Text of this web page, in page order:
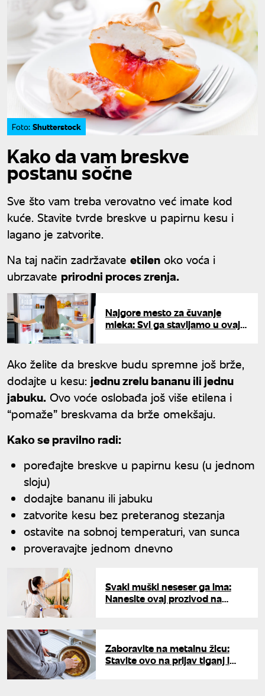
Foto: Shutterstock
Kako da vam breskve
postanu sočne
Sve što vam treba verovatno već imate kod
kuće. Stavite tvrde breskve u papirnu kesu i
lagano je zatvorite.
Na taj način zadržavate etilen oko voća i
ubrzavate prirodni proces zrenja.
Najgore mesto za čuvanje
mleka: Svi ga stavljamo u ovaj
Ako želite da breskve budu spremne još brže,
dodajte u kesu: jednu zrelu bananu ili jednu
jabuku. Ovo voće oslobađa još više etilena i
“pomaže” breskvama da brže omekšaju.
Kako se pravilno radi:
poređajte breskve u papirnu kesu (u jednom
sloju)
dodajte bananu ili jabuku
zatvorite kesu bez preteranog stezanja
ostavite na sobnoj temperaturi, van sunca
proveravajte jednom dnevno
Svaki muški neseser ga ima:
Nanesite ovaj prozivod na
Zaboravite na metalnu žicu:
Stavite ovo na prljav tiganj i